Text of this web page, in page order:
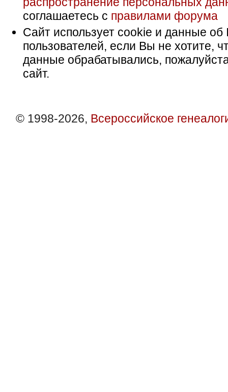
соглашаетесь с правилами форума
Сайт использует cookie и данные об
пользователей, если Вы не хотите,
данные обрабатывались,
сайт.
© 1998-2026, Всероссийское